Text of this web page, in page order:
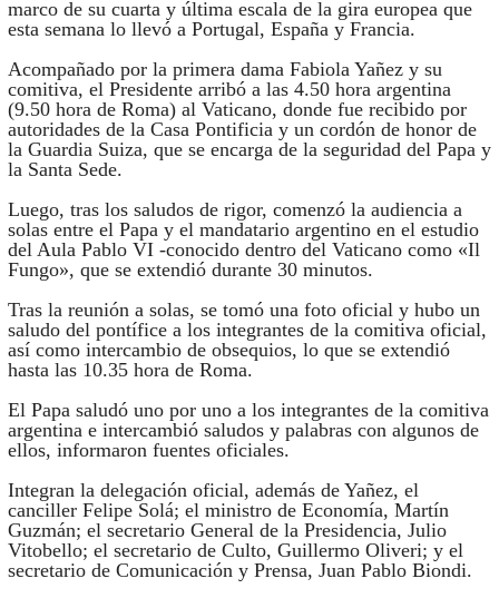
marco de su cuarta y última escala de la gira europea que
esta semana lo llevó a Portugal, España y Francia.
Acompañado por la primera dama Fabiola Yañez y su
comitiva, el Presidente arribó a las 4.50 hora argentina
(9.50 hora de Roma) al Vaticano, donde fue recibido por
autoridades de la Casa Pontificia y un cordón de honor de
la Guardia Suiza, que se encarga de la seguridad del Papa y
la Santa Sede.
Luego, tras los saludos de rigor, comenzó la audiencia a
solas entre el Papa y el mandatario argentino en el estudio
del Aula Pablo VI -conocido dentro del Vaticano como «Il
Fungo», que se extendió durante 30 minutos.
Tras la reunión a solas, se tomó una foto oficial y hubo un
saludo del pontífice a los integrantes de la comitiva oficial,
así como intercambio de obsequios, lo que se extendió
hasta las 10.35 hora de Roma.
El Papa saludó uno por uno a los integrantes de la comitiva
argentina e intercambió saludos y palabras con algunos de
ellos, informaron fuentes oficiales.
Integran la delegación oficial, además de Yañez, el
canciller Felipe Solá; el ministro de Economía, Martín
Guzmán; el secretario General de la Presidencia, Julio
Vitobello; el secretario de Culto, Guillermo Oliveri; y el
secretario de Comunicación y Prensa, Juan Pablo Biondi.